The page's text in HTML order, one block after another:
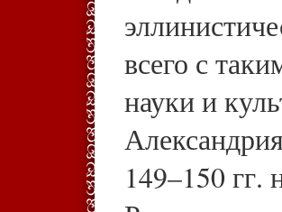
всего с
науки и
149–150 гг.